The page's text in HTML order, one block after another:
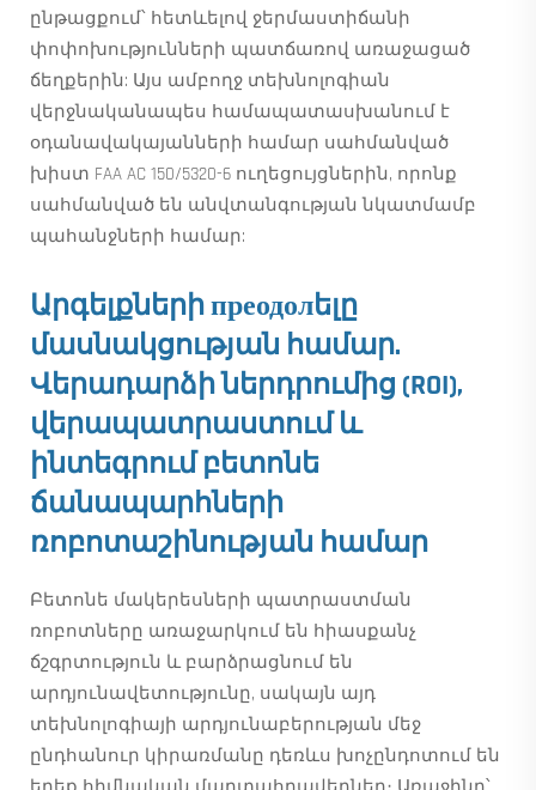
ընթացքում՝ հետևելով ջերմաստիճանի
փոփոխությունների պատճառով առաջացած
ճեղքերին: Այս ամբողջ տեխնոլոգիան
վերջնականապես համապատասխանում է
օդանավակայանների համար սահմանված
խիստ FAA AC 150/5320-6 ուղեցույցներին, որոնք
սահմանված են անվտանգության նկատմամբ
պահանջների համար:
Արգելքների преодолելը
մասնակցության համար.
Վերադարձի ներդրումից (ROI),
վերապատրաստում և
ինտեգրում բետոնե
ճանապարհների
ռոբոտաշինության համար
Բետոնե մակերեսների պատրաստման
ռոբոտները առաջարկում են հիասքանչ
ճշգրտություն և բարձրացնում են
արդյունավետությունը, սակայն այդ
տեխնոլոգիայի արդյունաբերության մեջ
ընդհանուր կիրառմանը դեռևս խոչընդոտում են